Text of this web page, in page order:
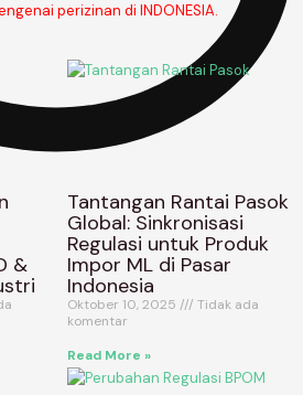
perizinan di INDONESIA.
&
Tantangan Rantai Pasok
Global: Sinkronisasi
Regulasi untuk Produk
Impor ML di Pasar
Indonesia
Oktober 10, 2025
Tidak ada
komentar
Read More »